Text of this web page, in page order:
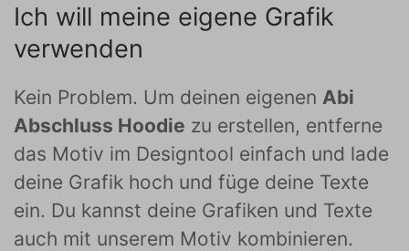
Ich will meine eigene Grafik
verwenden
Kein Problem. Um deinen eigenen Abi
Abschluss Hoodie zu erstellen, entferne
das Motiv im Designtool einfach und lade
deine Grafik hoch und füge deine Texte
ein. Du kannst deine Grafiken und Texte
auch mit unserem Motiv kombinieren.